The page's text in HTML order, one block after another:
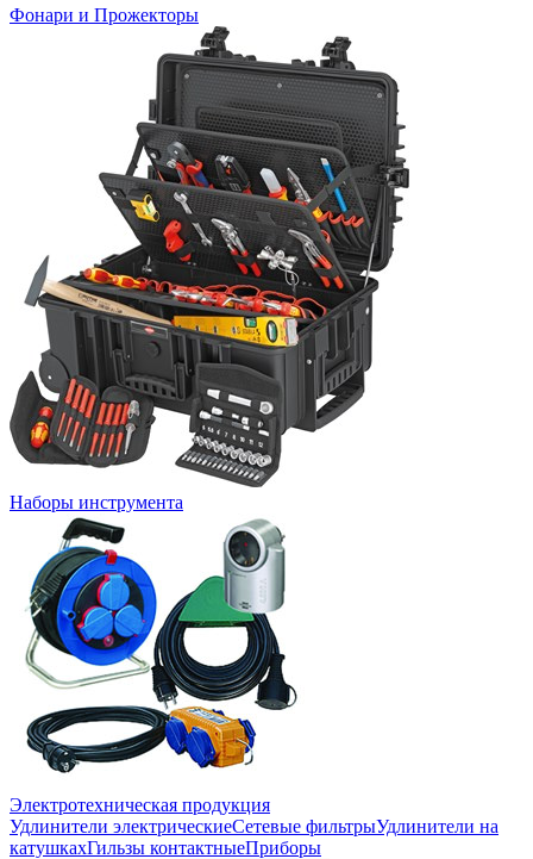
Фонари и Прожекторы
Наборы инструмента
Электротехническая продукция
Удлинители электрическиеСетевые фильтрыУдлинители на
катушкахГильзы контактныеПриборы